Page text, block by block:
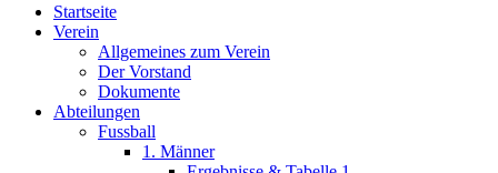
Startseite
Verein
Allgemeines zum Verein
Der Vorstand
Dokumente
Abteilungen
Fussball
1. Männer